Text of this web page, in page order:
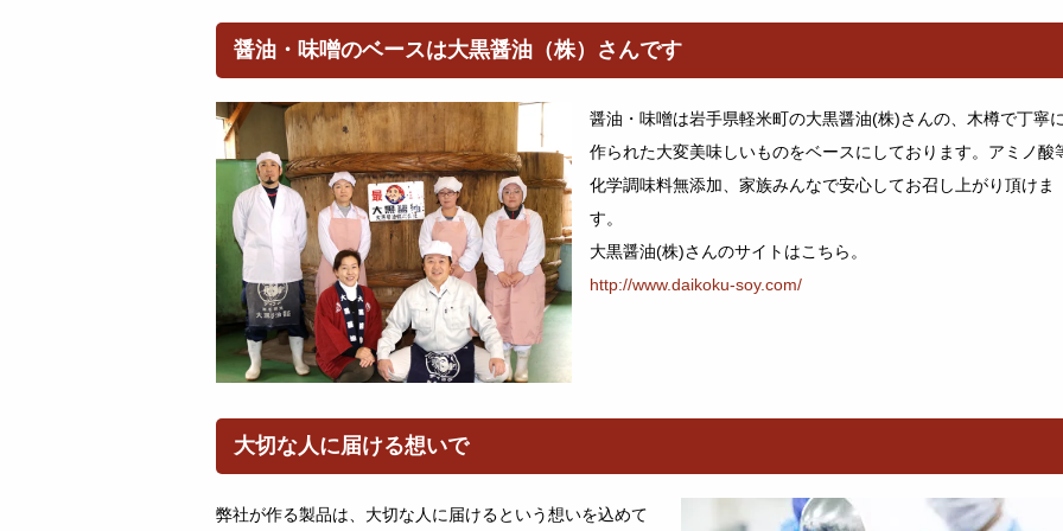
醤油・味噌のベースは大黒醤油（株）さんです
醤油・味噌は岩手県軽米町の大黒醤油(株)さんの、木樽で丁寧
作られた大変美味しいものをベースにしております。アミノ酸
化学調味料無添加、家族みんなで安心してお召し上がり頂けま
す。
大黒醤油(株)さんのサイトはこちら。
http://www.daikoku-soy.com/
大切な人に届ける想いで
弊社が作る製品は、大切な人に届けるという想いを込めて